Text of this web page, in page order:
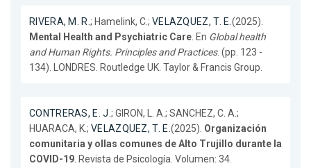
RIVERA, M. R.; Hamelink, C.; VELAZQUEZ, T. E.(2025).
Mental Health and Psychiatric Care. En Global health
and Human Rights. Principles and Practices. (pp. 123 -
134). LONDRES. Routledge UK. Taylor & Francis Group.
CONTRERAS, E. J.; GIRON, L. A.; SANCHEZ, C. A.;
HUARACA, K.; VELAZQUEZ, T. E.(2025). Organización
comunitaria y ollas comunes de Alto Trujillo durante la
COVID-19. Revista de Psicología. Volumen: 34.